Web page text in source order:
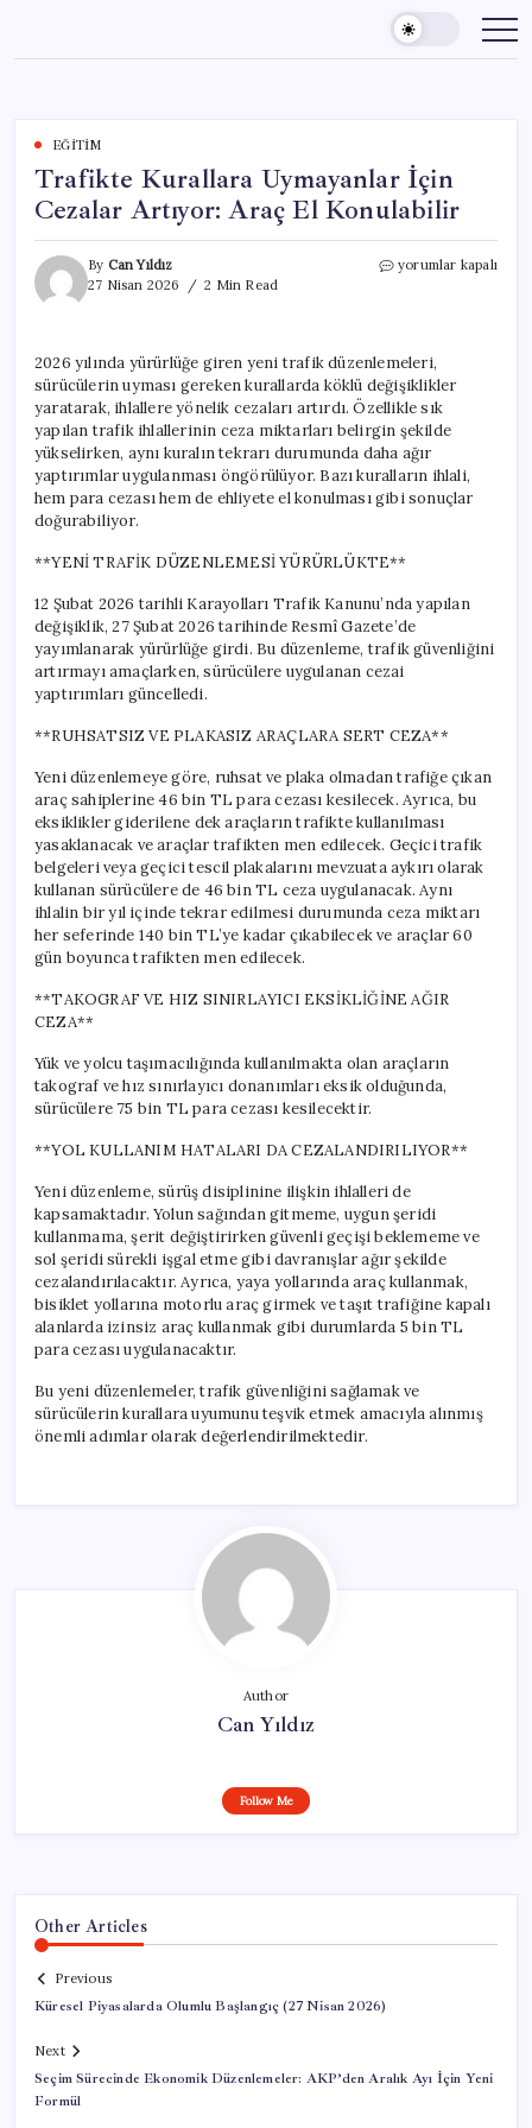
content
EĞITIM
Trafikte Kurallara Uymayanlar İçin
Cezalar Artıyor: Araç El Konulabilir
By Can Yıldız
27 Nisan 2026
2 Min Read
Trafikte
Artıyor:
Araç
El
Konulabilir
için
yorumlar kapalı
2026 yılında yürürlüğe giren yeni trafik düzenlemeleri,
sürücülerin uyması gereken kurallarda köklü değişiklikler
yaratarak, ihlallere yönelik cezaları artırdı. Özellikle sık
yapılan trafik ihlallerinin ceza miktarları belirgin şekilde
yükselirken, aynı kuralın tekrarı durumunda daha ağır
yaptırımlar uygulanması öngörülüyor. Bazı kuralların ihlali,
hem para cezası hem de ehliyete el konulması gibi sonuçlar
doğurabiliyor.
**YENİ TRAFİK DÜZENLEMESİ YÜRÜRLÜKTE**
12 Şubat 2026 tarihli Karayolları Trafik Kanunu’nda yapılan
değişiklik, 27 Şubat 2026 tarihinde Resmî Gazete’de
yayımlanarak yürürlüğe girdi. Bu düzenleme, trafik güvenliğini
artırmayı amaçlarken, sürücülere uygulanan cezai
yaptırımları güncelledi.
**RUHSATSIZ VE PLAKASIZ ARAÇLARA SERT CEZA**
Yeni düzenlemeye göre, ruhsat ve plaka olmadan trafiğe çıkan
araç sahiplerine 46 bin TL para cezası kesilecek. Ayrıca, bu
eksiklikler giderilene dek araçların trafikte kullanılması
yasaklanacak ve araçlar trafikten men edilecek. Geçici trafik
belgeleri veya geçici tescil plakalarını mevzuata aykırı olarak
kullanan sürücülere de 46 bin TL ceza uygulanacak. Aynı
ihlalin bir yıl içinde tekrar edilmesi durumunda ceza miktarı
her seferinde 140 bin TL’ye kadar çıkabilecek ve araçlar 60
gün boyunca trafikten men edilecek.
**TAKOGRAF VE HIZ SINIRLAYICI EKSİKLİĞİNE AĞIR
CEZA**
Yük ve yolcu taşımacılığında kullanılmakta olan araçların
takograf ve hız sınırlayıcı donanımları eksik olduğunda,
sürücülere 75 bin TL para cezası kesilecektir.
**YOL KULLANIM HATALARI DA CEZALANDIRILIYOR**
Yeni düzenleme, sürüş disiplinine ilişkin ihlalleri de
kapsamaktadır. Yolun sağından gitmeme, uygun şeridi
kullanmama, şerit değiştirirken güvenli geçişi beklememe ve
sol şeridi sürekli işgal etme gibi davranışlar ağır şekilde
cezalandırılacaktır. Ayrıca, yaya yollarında araç kullanmak,
bisiklet yollarına motorlu araç girmek ve taşıt trafiğine kapalı
alanlarda izinsiz araç kullanmak gibi durumlarda 5 bin TL
para cezası uygulanacaktır.
Bu yeni düzenlemeler, trafik güvenliğini sağlamak ve
sürücülerin kurallara uyumunu teşvik etmek amacıyla alınmış
önemli adımlar olarak değerlendirilmektedir.
Author
Can Yıldız
Follow Me
Other Articles
Previous
Küresel Piyasalarda Olumlu Başlangıç (27 Nisan 2026)
Next
Seçim Sürecinde Ekonomik Düzenlemeler: AKP’den Aralık Ayı İçin Yeni
Formül